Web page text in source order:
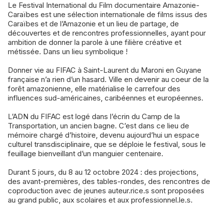
Le Festival International du Film documentaire Amazonie-
Caraïbes est une sélection internationale de films issus des
Caraïbes et de l’Amazonie et un lieu de partage, de
découvertes et de rencontres professionnelles, ayant pour
ambition de donner la parole à une filière créative et
métissée. Dans un lieu symbolique !
Donner vie au FIFAC à Saint-Laurent du Maroni en Guyane
française n’a rien d’un hasard. Ville en devenir au coeur de la
forêt amazonienne, elle matérialise le carrefour des
influences sud-américaines, caribéennes et européennes.
L’ADN du FIFAC est logé dans l’écrin du Camp de la
Transportation, un ancien bagne. C’est dans ce lieu de
mémoire chargé d’histoire, devenu aujourd’hui un espace
culturel transdisciplinaire, que se déploie le festival, sous le
feuillage bienveillant d’un manguier centenaire.
Durant 5 jours, du 8 au 12 octobre 2024 : des projections,
des avant-premières, des tables-rondes, des rencontres de
coproduction avec de jeunes auteur.rice.s sont proposées
au grand public, aux scolaires et aux professionnel.le.s.